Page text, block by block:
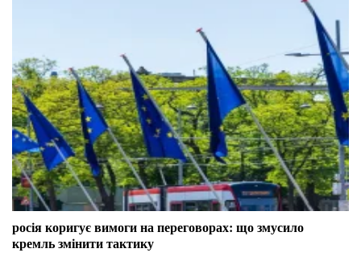
росія коригує вимоги на переговорах: що змусило
кремль змінити тактику